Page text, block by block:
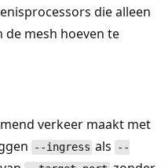
die alleen
de mesh hoeven te
verkeer maakt met
--ingress als
--